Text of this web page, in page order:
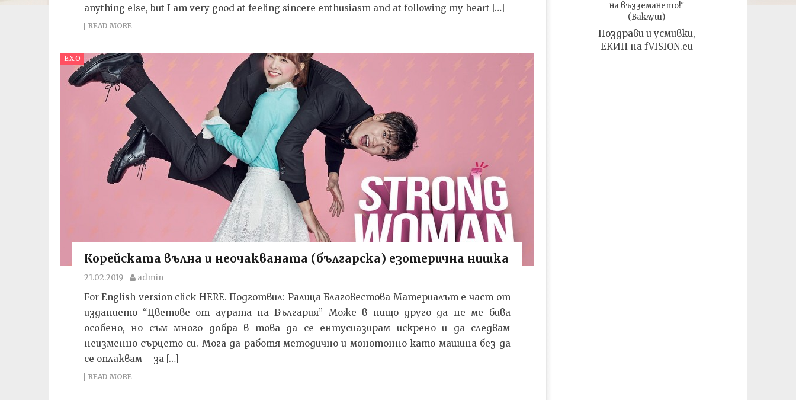
anything else, but I am very good at feeling sincere enthusiasm and at following my heart […]
READ MORE
EXO
Корейската вълна и неочакваната (българска) езотерична нишка
21.02.2019 admin
For English version click HERE. Подготвил: Ралица Благовестова Материалът е част от
изданието “Цветове от аурата на България” Може в нищо друго да не ме бива
особено, но съм много добра в това да се ентусиазирам искрено и да следвам
неизменно сърцето си. Мога да работя методично и монотонно като машина без да
се оплаквам – за […]
READ MORE
на възземането!"
(Ваклуш)
Поздрави и усмивки,
ЕКИП на fVISION.eu